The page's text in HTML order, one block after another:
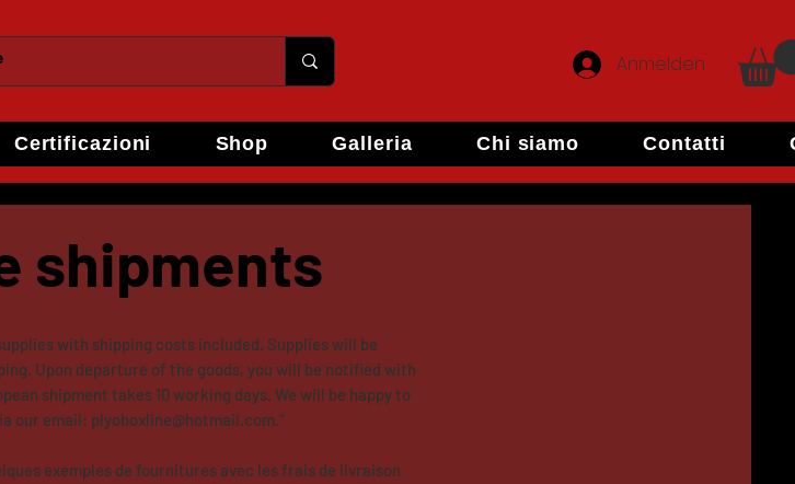
Anmelden
Certificazioni Shop Galleria Chi siamo Contatti
shipments
with shipping costs included. Supplies will be
Upon departure of the goods, you will be notified with
shipment takes 10 working days. We will be happy to
our email: plyoboxline@hotmail.com."
exemples de fournitures avec les frais de livraison